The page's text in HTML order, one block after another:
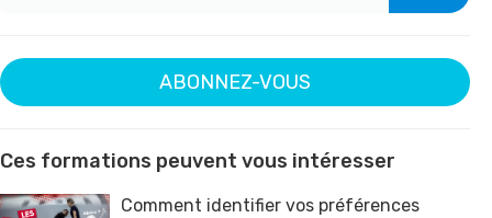
ABONNEZ-VOUS
Ces formations peuvent vous intéresser
Comment identifier vos préférences